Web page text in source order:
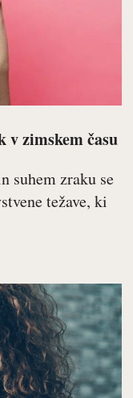
v zimskem času
suhem zraku se
težave, ki